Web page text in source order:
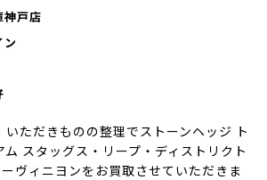
神戸店
ン
ただきものの整理でストーンヘッジ ト
スタッグス・リープ・ディストリクト
ヴィニヨンをお買取させていただきま